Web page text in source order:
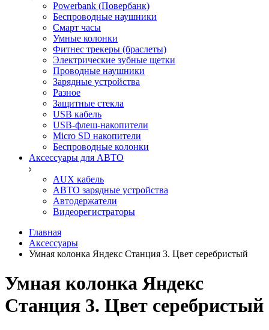
Powerbank (Повербанк)
Беспроводные наушники
Смарт часы
Умные колонки
Фитнес трекеры (браслеты)
Электрические зубные щетки
Проводные наушники
Зарядные устройства
Разное
Защитные стекла
USB кабель
USB-флеш-накопители
Micro SD накопители
Беспроводные колонки
Аксессуары для АВТО
AUX кабель
АВТО зарядные устройства
Автодержатели
Видеорегистраторы
Главная
Аксессуары
Умная колонка Яндекс Станция 3. Цвет серебристый
Умная колонка Яндекс
Станция 3. Цвет серебристый